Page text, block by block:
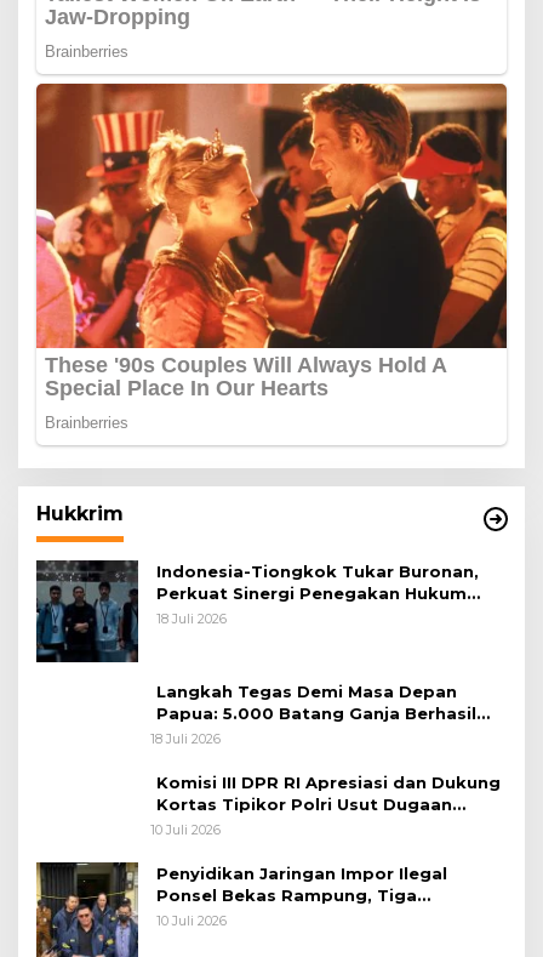
Hukkrim
Indonesia-Tiongkok Tukar Buronan,
Perkuat Sinergi Penegakan Hukum
Lintas Negara
18 Juli 2026
Langkah Tegas Demi Masa Depan
Papua: 5.000 Batang Ganja Berhasil
Diungkap Koops TNI Habema
18 Juli 2026
Komisi III DPR RI Apresiasi dan Dukung
Kortas Tipikor Polri Usut Dugaan
Korupsi Batu Bara
10 Juli 2026
Penyidikan Jaringan Impor Ilegal
Ponsel Bekas Rampung, Tiga
Tersangka Sudah P-21 dan Satu Buron
10 Juli 2026